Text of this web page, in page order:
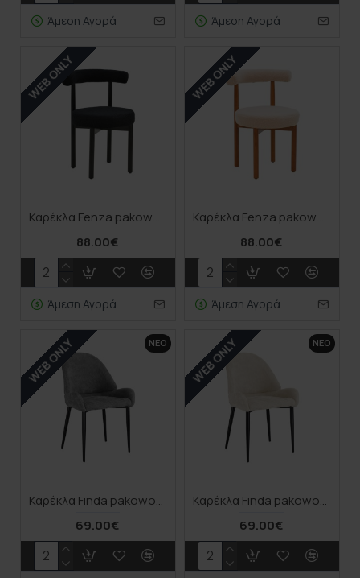
Άμεση Αγορά Άμεση Αγορά
WEB ONLY
Καρέκλα Fenza pakoworld μαύρο μπουκλέ ύφασμα-πόδι ξύλο οξιάς σε μαύρη απόχρωση 60x54x75εκ
88.00€
Άμεση Αγορά
WEB ONLY
Καρέκλα Fenza pakoworld μπεζ μπουκλέ ύφασμα-πόδι ξύλο οξιάς σε καρυδί απόχρωση 60x54x75εκ
88.00€
Άμεση Αγορά
ΝΕΟ
WEB ONLY
Καρέκλα Finda pakoworld γκρι ύφασμα με πόδι μεταλλικό μαύρο 59x54x86.5εκ
69.00€
ΝΕΟ
WEB ONLY
Καρέκλα Finda pakoworld λευκό ύφασμα με πόδι μεταλλικό μαύρο 59x54x86.5εκ
69.00€